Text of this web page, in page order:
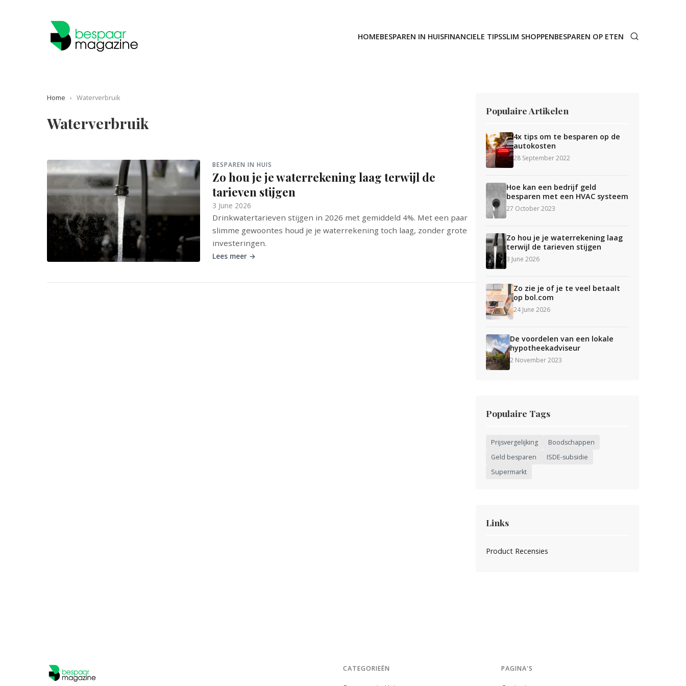
HOMEBESPAREN IN HUISFINANCIELE TIPSSLIM SHOPPENBESPAREN OP ETEN
Home › Waterverbruik
Waterverbruik
BESPAREN IN HUIS
Zo hou je je waterrekening laag terwijl de
tarieven stijgen
3 June 2026
Drinkwatertarieven stijgen in 2026 met gemiddeld 4%. Met een paar
slimme gewoontes houd je je waterrekening toch laag, zonder grote
investeringen.
Lees meer →
Populaire Artikelen
4x tips om te besparen op de
autokosten
28 September 2022
Hoe kan een bedrijf geld
besparen met een HVAC systeem
27 October 2023
Zo hou je je waterrekening laag
terwijl de tarieven stijgen
3 June 2026
Zo zie je of je te veel betaalt
op bol.com
24 June 2026
De voordelen van een lokale
hypotheekadviseur
2 November 2023
Populaire Tags
Prijsvergelijking
Boodschappen
Geld besparen
ISDE-subsidie
Supermarkt
Links
Product Recensies
CATEGORIEËN PAGINA'S